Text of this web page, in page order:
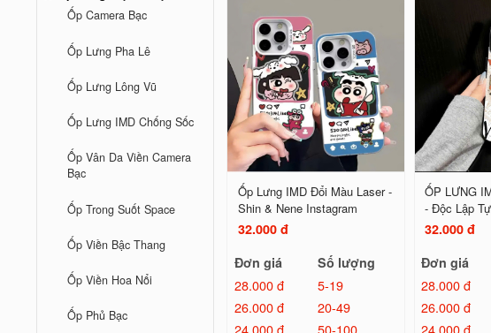
Ốp Camera Bạc
Ốp Lưng Pha Lê
Ốp Lưng Lông Vũ
Ốp Lưng IMD Chống Sốc
Ốp Vân Da Viền Camera
Bạc
Ốp Trong Suốt Space
Ốp Viền Bậc Thang
Ốp Viền Hoa Nổi
Ốp Phủ Bạc
Ốp Lưng IMD Đổi Màu Laser -
Shin & Nene Instagram
32.000 đ
Đơn giá
Số lượng
28.000 đ
5-19
26.000 đ
20-49
24.000 đ
50-100
ỐP LƯNG
- Độc Lập
32.000 đ
Đơn giá
28.000 đ
26.000 đ
24.000 đ